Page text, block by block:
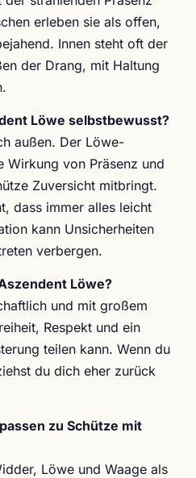
erleben sie als offen,
Innen steht oft der
der Drang, mit Haltung
Löwe selbstbewusst?
außen. Der Löwe-
Wirkung von Präsenz und
Zuversicht mitbringt.
dass immer alles leicht
kann Unsicherheiten
verbergen.
Löwe?
und mit großem
Respekt und ein
teilen kann. Wenn du
du dich eher zurück
passen zu Schütze mit
Löwe und Waage als